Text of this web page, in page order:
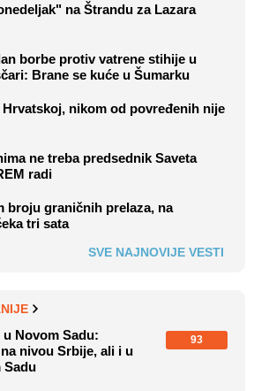
na Štrandu za Lazara
borbe protiv vatrene stihije u
Brane se kuće u Šumarku
nikom od povređenih nije
ne treba predsednik Saveta
radi
broju graničnih prelaza, na
tri sata
SVE NAJNOVIJE VESTI
Novom Sadu:
nivou Srbije, ali i u
Sadu
93